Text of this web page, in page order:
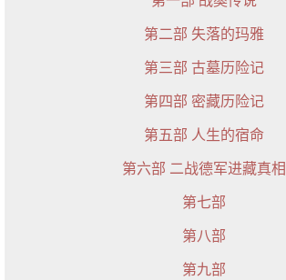
第二部 失落的玛雅
第三部 古墓历险记
第四部 密藏历险记
第五部 人生的宿命
第六部 二战德军进藏真相
第七部
第八部
第九部